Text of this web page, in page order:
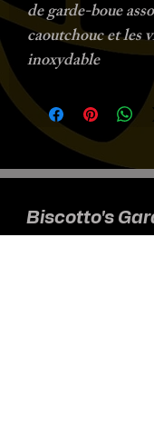
de garde-boue
caoutchouc et les
inoxydable
Biscotto's